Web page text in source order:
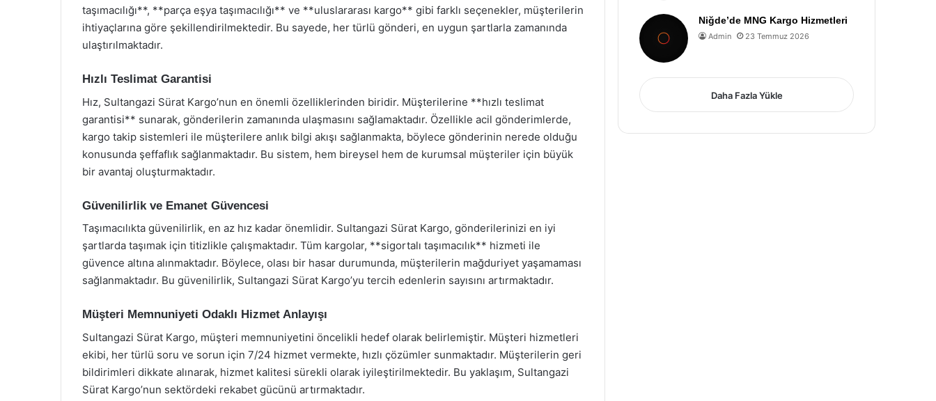
taşımacılığı**, **parça eşya taşımacılığı** ve **uluslararası kargo** gibi farklı seçenekler, müşterilerin
ihtiyaçlarına göre şekillendirilmektedir. Bu sayede, her türlü gönderi, en uygun şartlarla zamanında
ulaştırılmaktadır.
Hızlı Teslimat Garantisi
Hız, Sultangazi Sürat Kargo’nun en önemli özelliklerinden biridir. Müşterilerine **hızlı teslimat
garantisi** sunarak, gönderilerin zamanında ulaşmasını sağlamaktadır. Özellikle acil gönderimlerde,
kargo takip sistemleri ile müşterilere anlık bilgi akışı sağlanmakta, böylece gönderinin nerede olduğu
konusunda şeffaflık sağlanmaktadır. Bu sistem, hem bireysel hem de kurumsal müşteriler için büyük
bir avantaj oluşturmaktadır.
Güvenilirlik ve Emanet Güvencesi
Taşımacılıkta güvenilirlik, en az hız kadar önemlidir. Sultangazi Sürat Kargo, gönderilerinizi en iyi
şartlarda taşımak için titizlikle çalışmaktadır. Tüm kargolar, **sigortalı taşımacılık** hizmeti ile
güvence altına alınmaktadır. Böylece, olası bir hasar durumunda, müşterilerin mağduriyet yaşamaması
sağlanmaktadır. Bu güvenilirlik, Sultangazi Sürat Kargo’yu tercih edenlerin sayısını artırmaktadır.
Müşteri Memnuniyeti Odaklı Hizmet Anlayışı
Sultangazi Sürat Kargo, müşteri memnuniyetini öncelikli hedef olarak belirlemiştir. Müşteri hizmetleri
ekibi, her türlü soru ve sorun için 7/24 hizmet vermekte, hızlı çözümler sunmaktadır. Müşterilerin geri
bildirimleri dikkate alınarak, hizmet kalitesi sürekli olarak iyileştirilmektedir. Bu yaklaşım, Sultangazi
Sürat Kargo’nun sektördeki rekabet gücünü artırmaktadır.
Niğde’de MNG Kargo Hizmetleri
Admin 23 Temmuz 2026
Daha Fazla Yükle